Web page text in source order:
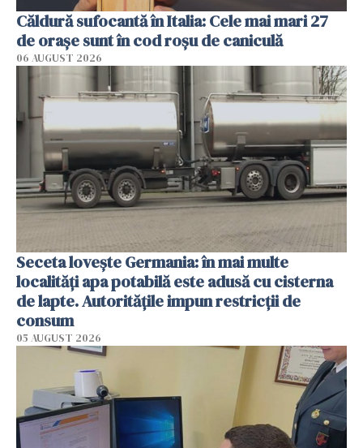
Căldură sufocantă în Italia: Cele mai mari 27
de orașe sunt în cod roșu de caniculă
06 AUGUST 2026
Seceta lovește Germania: în mai multe
localități apa potabilă este adusă cu cisterna
de lapte. Autoritățile impun restricții de
consum
05 AUGUST 2026